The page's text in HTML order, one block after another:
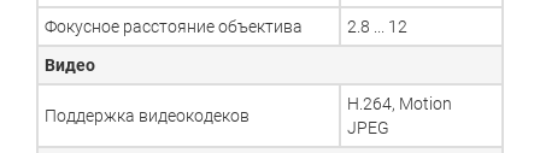
Фокусное расстояние объектива
2.8 ... 12
Видео
Поддержка видеокодеков
H.264, Motion
JPEG